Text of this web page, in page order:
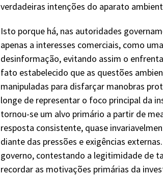
verdadeiras intenções do aparato
Isto porque há, nas autoridades
apenas a interesses comerciais, como
desinformação, evitando assim o
fato estabelecido que as questões
manipuladas para disfarçar manobras
longe de representar o foco principal da
tornou-se um alvo primário a partir de
resposta consistente, quase
diante das pressões e exigências
governo, contestando a legitimidade de
recordar as motivações primárias da